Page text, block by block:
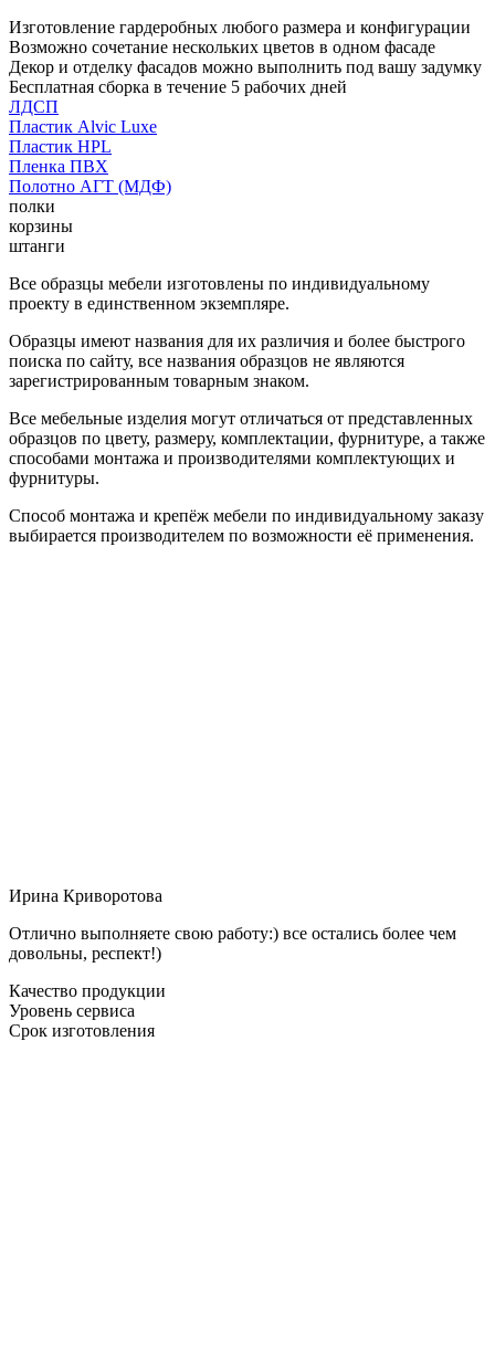
Изготовление гардеробных любого размера и конфигурации
Возможно сочетание нескольких цветов в одном фасаде
Декор и отделку фасадов можно выполнить под вашу задумку
Бесплатная сборка в течение 5 рабочих дней
ЛДСП
Пластик Alvic Luxe
Пластик HPL
Пленка ПВХ
Полотно АГТ (МДФ)
полки
корзины
штанги
Все образцы мебели изготовлены по индивидуальному
проекту в единственном экземпляре.
Образцы имеют названия для их различия и более быстрого
поиска по сайту, все названия образцов не являются
зарегистрированным товарным знаком.
Все мебельные изделия могут отличаться от представленных
образцов по цвету, размеру, комплектации, фурнитуре, а также
способами монтажа и производителями комплектующих и
фурнитуры.
Способ монтажа и крепёж мебели по индивидуальному заказу
выбирается производителем по возможности её применения.
Ирина Криворотова
Отлично выполняете свою работу:) все остались более чем
довольны, респект!)
Качество продукции
Уровень сервиса
Срок изготовления